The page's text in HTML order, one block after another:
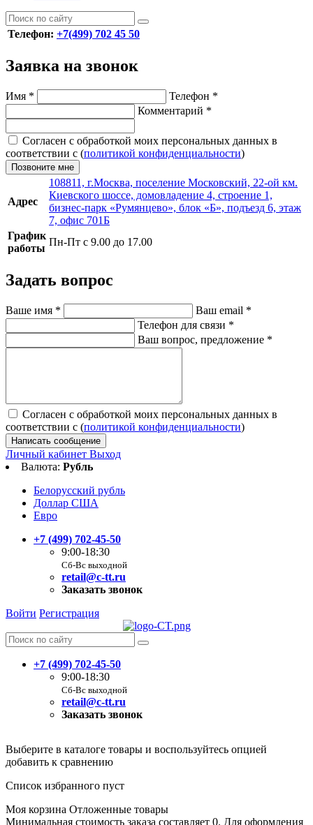
Телефон: +7(499) 702 45 50
Заявка на звонок
Имя * Телефон *
Комментарий *
Согласен с обработкой моих персональных данных в
соответствии с (политикой конфиденциальности)
Позвоните мне
Адрес
108811, г.Москва, поселение Московский, 22-ой км.
Киевского шоссе, домовладение 4, строение 1,
бизнес-парк «Румянцево», блок «Б», подъезд 6, этаж
7, офис 701Б
График
работы
Пн-Пт с 9.00 до 17.00
Задать вопрос
Ваше имя * Ваш email *
Телефон для связи *
Ваш вопрос, предложение *
Согласен с обработкой моих персональных данных в
соответствии с (политикой конфиденциальности)
Написать сообщение
Личный кабинет Выход
Валюта: Рубль
Белорусский рубль
Доллар США
Евро
+7 (499) 702-45-50
9:00-18:30
Сб-Вс выходной
retail@c-tt.ru
Заказать звонок
Войти Регистрация
+7 (499) 702-45-50
9:00-18:30
Сб-Вс выходной
retail@c-tt.ru
Заказать звонок
Выберите в каталоге товары и воспользуйтесь опцией
добавить к сравнению
Список избранного пуст
Моя корзина Отложенные товары
Минимальная стоимость заказа составляет 0. Для оформления